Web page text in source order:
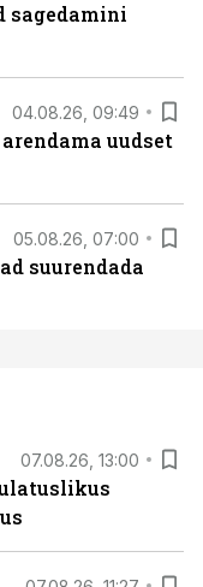
sagedamini
04.08.26, 09:49
uudset
05.08.26, 07:00
suurendada
07.08.26, 13:00